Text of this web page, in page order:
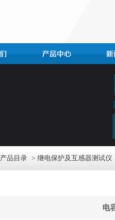
产品目录 > 继电保护及互感器测试仪
电